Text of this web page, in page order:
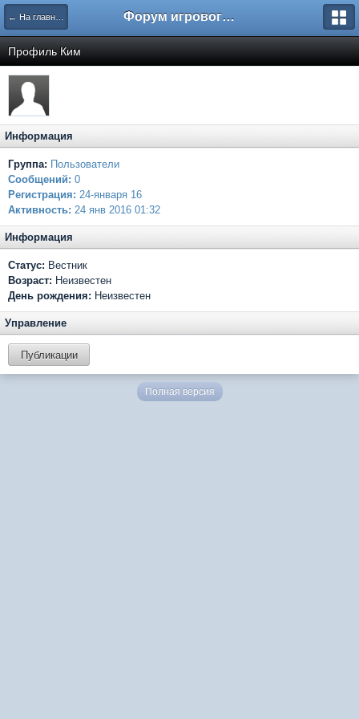
← На главную Форум игрового проекта Riverrise
Профиль Ким
Информация
Группа: Пользователи
Сообщений: 0
Регистрация: 24-января 16
Активность: 24 янв 2016 01:32
Информация
Статус: Вестник
Возраст: Неизвестен
День рождения: Неизвестен
Управление
Публикации
Полная версия